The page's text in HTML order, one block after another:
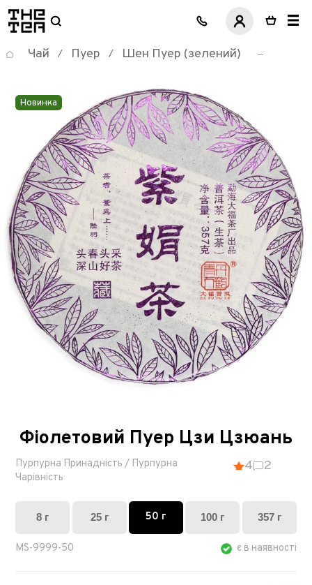
логотип
Чай / Пуер / Шен Пуер (зелений)
Новинка
Фіолетовий Пуер Цзи Цзюань
Пурпурна Принадність / Пурпурна
Чарівність
4 2
8 г 25 г 50 г 100 г 357 г
MS-9999-50 є в наявності